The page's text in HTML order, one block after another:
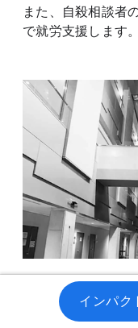
また、自殺相談者
で就労支援します。
ウェブサイト
インパク